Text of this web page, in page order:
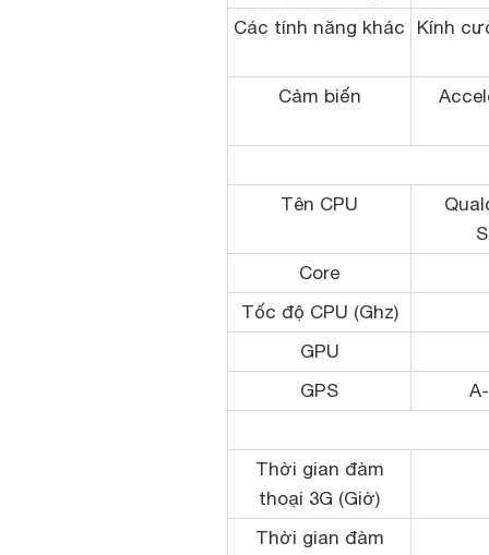
Các tính năng khác
Kính
Cảm biến
Tên CPU
Core
Tốc độ CPU (Ghz)
GPU
GPS
Thời gian đàm
thoại 3G (Giờ)
Thời gian đàm